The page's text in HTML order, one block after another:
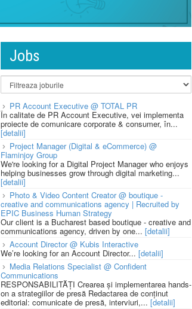
Jobs
PR Account Executive @ TOTAL PR
În calitate de PR Account Executive, vei implementa
proiecte de comunicare corporate & consumer, în...
[detalii]
Project Manager (Digital & eCommerce) @
Flaminjoy Group
We're looking for a Digital Project Manager who enjoys
helping businesses grow through digital marketing...
[detalii]
Photo & Video Content Creator @ boutique -
creative and communications agency | Recruited by
EPIC Business Human Strategy
Our client is a Bucharest based boutique - creative and
communications agency, driven by one... [detalii]
Account Director @ Kubis Interactive
We’re looking for an Account Director... [detalii]
Media Relations Specialist @ Confident
Communications
RESPONSABILITĂȚI Crearea și implementarea hands-
on a strategiilor de presă Redactarea de conținut
editorial: comunicate de presă, interviuri,... [detalii]